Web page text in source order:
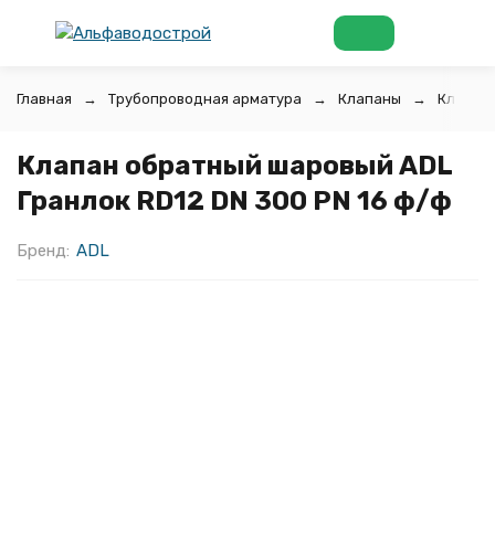
Главная Трубопроводная арматура Клапаны
Клапан обратный шаровый ADL
Гранлок RD12 DN 300 PN 16 ф/ф
Бренд: ADL